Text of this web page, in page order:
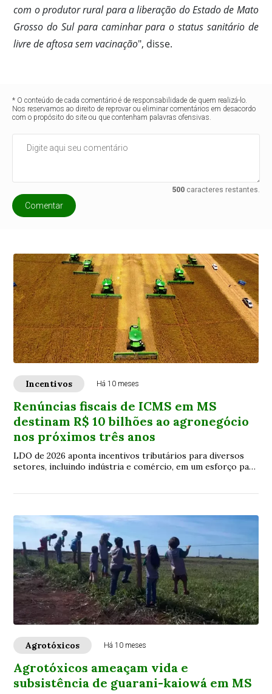
com o produtor rural para a liberação do Estado de Mato
Grosso do Sul para caminhar para o status sanitário de
livre de aftosa sem vacinação", disse.
* O conteúdo de cada comentário é de responsabilidade de quem realizá-lo.
Nos reservamos ao direito de reprovar ou eliminar comentários em desacordo
com o propósito do site ou que contenham palavras ofensivas.
500caracteres restantes.
Comentar
Incentivos Há 10 meses
Renúncias fiscais de ICMS em MS
destinam R$ 10 bilhões ao agronegócio
nos próximos três anos
LDO de 2026 aponta incentivos tributários para diversos
setores, incluindo indústria e comércio, em um esforço para
Agrotóxicos Há 10 meses
Agrotóxicos ameaçam vida e
subsistência de guarani-kaiowá em MS